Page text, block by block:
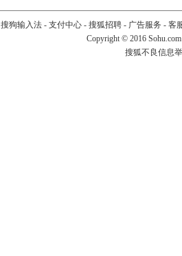
搜狗输入法- 支付中心- 搜狐招聘- 广告服务 - 客
Copyright © 2016
搜狐不良信息